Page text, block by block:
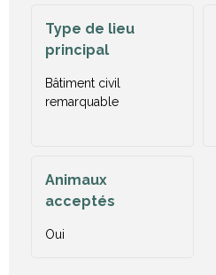
Type de lieu
principal
Bâtiment civil
remarquable
Animaux
acceptés
Oui